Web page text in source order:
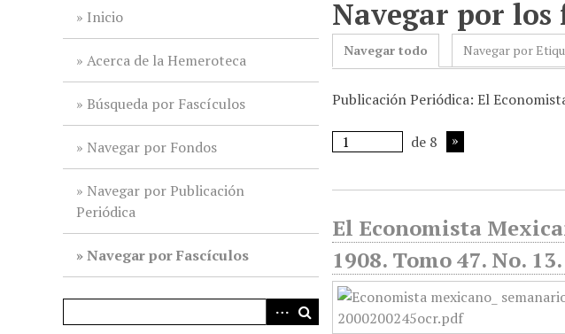
Inicio
Acerca de la Hemeroteca
Búsqueda por Fascículos
Navegar por Fondos
Navegar por Publicación
Periódica
Navegar por Fascículos
Navegar por los
Navegar todo Navegar por
Publicación Periódica: El
de 8
El Economista
1908. Tomo 47. No.